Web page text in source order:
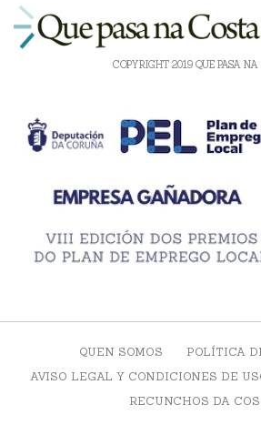
COPYRIGHT 2019 QUE PASA
QUEN SOMOS
POLÍTICA
AVISO LEGAL Y CONDICIONES DE
RECUNCHOS DA